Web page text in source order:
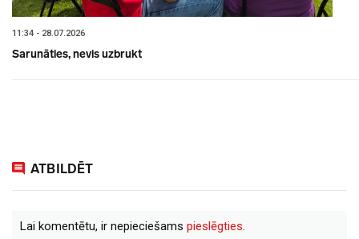
11:34 - 28.07.2026
Sarunāties, nevis uzbrukt
ATBILDĒT
Lai komentētu, ir nepieciešams pieslēgties.